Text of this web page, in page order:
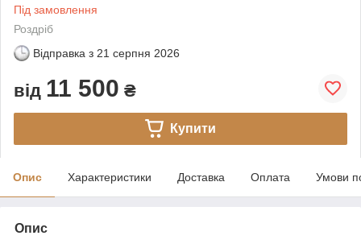
Під замовлення
Роздріб
Відправка з 21 серпня 2026
від 11 500 ₴
Купити
Опис Характеристики Доставка Оплата Умови
Опис